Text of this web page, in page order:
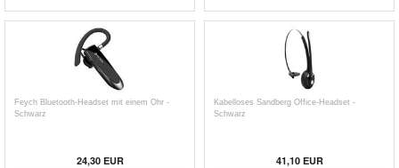
Feych Bluetooth-Headset mit einem Ohr -
Schwarz
24,30EUR
Kabelloses Sandberg Office-Headset -
Schwarz
41,10EUR